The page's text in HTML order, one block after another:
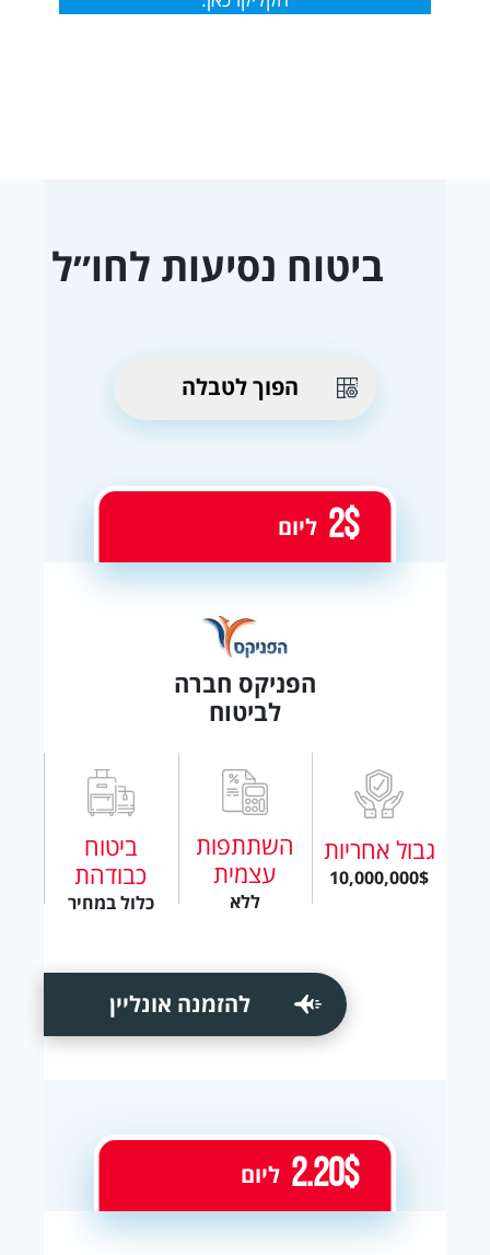
הפוך לטבלה
ביטוח נסיעות לחו״ל
הפניקס חברה
לביטוח
גבול אחריות
10,000,000$
השתתפות
עצמית
ללא
ביטוח
כבודהת
כלול במחיר
2$ ליום
להזמנה אונליין
2.20$ ליום